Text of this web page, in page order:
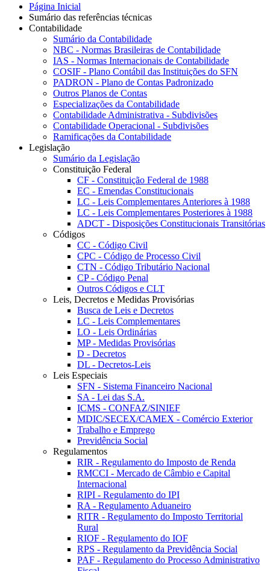
Página Inicial
Sumário das referências técnicas
Contabilidade
Sumário da Contabilidade
NBC - Normas Brasileiras de Contabilidade
IAS - Normas Internacionais de Contabilidade
COSIF - Plano Contábil das Instituições do SFN
PADRON - Plano de Contas Padronizado
Outros Planos de Contas
Especializações da Contabilidade
Contabilidade Administrativa - Subdivisões
Contabilidade Operacional - Subdivisões
Ramificações da Contabilidade
Legislação
Sumário da Legislação
Constituição Federal
CF - Constituição Federal de 1988
EC - Emendas Constitucionais
LC - Leis Complementares Anteriores à 1988
LC - Leis Complementares Posteriores à 1988
ADCT - Disposições Constitucionais Transitórias
Códigos
CC - Código Civil
CPC - Código de Processo Civil
CTN - Código Tributário Nacional
CP - Código Penal
Outros Códigos e CLT
Leis, Decretos e Medidas Provisórias
Busca de Leis e Decretos
LC - Leis Complementares
LO - Leis Ordinárias
MP - Medidas Provisórias
D - Decretos
DL - Decretos-Leis
Leis Especiais
SFN - Sistema Financeiro Nacional
SA - Lei das S.A.
ICMS - CONFAZ/SINIEF
MDIC/SECEX/CAMEX - Comércio Exterior
Trabalho e Emprego
Previdência Social
Regulamentos
RIR - Regulamento do Imposto de Renda
RMCCI - Mercado de Câmbio e Capital
Internacional
RIPI - Regulamento do IPI
RA - Regulamento Aduaneiro
RITR - Regulamento do Imposto Territorial
Rural
RIOF - Regulamento do IOF
RPS - Regulamento da Previdência Social
PAF - Regulamento do Processo Administrativo